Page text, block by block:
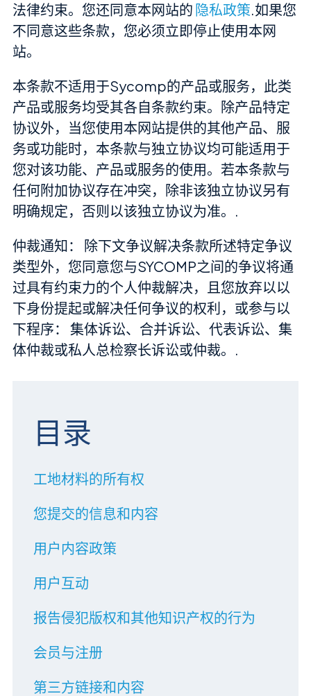
法律约束。您还同意本网站的 隐私政策.如果您
不同意这些条款，您必须立即停止使用本网
站。
本条款不适用于Sycomp的产品或服务，此类
产品或服务均受其各自条款约束。除产品特定
协议外，当您使用本网站提供的其他产品、服
务或功能时，本条款与独立协议均可能适用于
您对该功能、产品或服务的使用。若本条款与
任何附加协议存在冲突，除非该独立协议另有
明确规定，否则以该独立协议为准。.
仲裁通知： 除下文争议解决条款所述特定争议
类型外，您同意您与SYCOMP之间的争议将通
过具有约束力的个人仲裁解决，且您放弃以以
下身份提起或解决任何争议的权利，或参与以
下程序： 集体诉讼、合并诉讼、代表诉讼、集
体仲裁或私人总检察长诉讼或仲裁。.
目录
工地材料的所有权
您提交的信息和内容
用户内容政策
用户互动
报告侵犯版权和其他知识产权的行为
会员与注册
第三方链接和内容